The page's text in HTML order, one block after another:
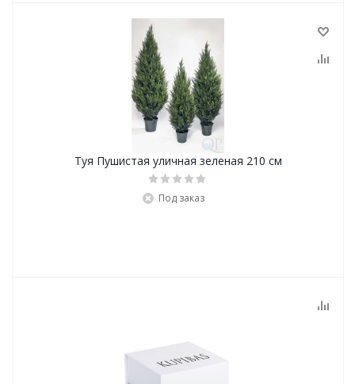
Туя Пушистая уличная зеленая 210 см
Под заказ